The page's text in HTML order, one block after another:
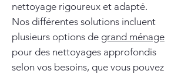
nettoyage rigoureux et adapté.
Nos différentes solutions incluent
plusieurs options de grand ménage
pour des nettoyages approfondis
selon vos besoins, que vous pouvez